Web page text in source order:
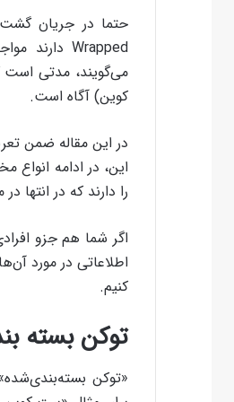
حتما در جریان
می‌گویند، مدتی است
کوین) آگاه است.
در این مقاله ضمن
این، در ادامه
را دارند که در انتها
اگر شما هم جزو
اطلاعاتی در مورد
کنیم.
توکن بسته